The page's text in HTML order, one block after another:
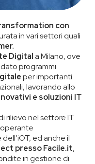
con
in vari settori quali
Digitala Milano, ove
programmi
per importanti
lavorando allo
e soluzioni IT
rilievo nel settore IT
operante
ed anche il
presso Facile.it,
in gestione di